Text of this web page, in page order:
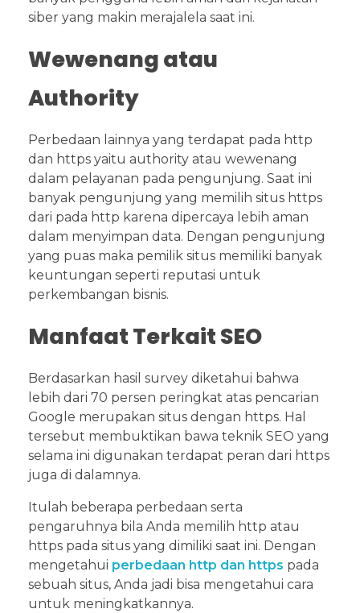
siber yang makin merajalela saat ini.
Wewenang atau
Authority
Perbedaan lainnya yang terdapat pada http
dan https yaitu authority atau wewenang
dalam pelayanan pada pengunjung. Saat ini
banyak pengunjung yang memilih situs https
dari pada http karena dipercaya lebih aman
dalam menyimpan data. Dengan pengunjung
yang puas maka pemilik situs memiliki banyak
keuntungan seperti reputasi untuk
perkembangan bisnis.
Manfaat Terkait SEO
Berdasarkan hasil survey diketahui bahwa
lebih dari 70 persen peringkat atas pencarian
Google merupakan situs dengan https. Hal
tersebut membuktikan bawa teknik SEO yang
selama ini digunakan terdapat peran dari https
juga di dalamnya.
Itulah beberapa perbedaan serta
pengaruhnya bila Anda memilih http atau
https pada situs yang dimiliki saat ini. Dengan
mengetahui perbedaan http dan https pada
sebuah situs, Anda jadi bisa mengetahui cara
untuk meningkatkannya.